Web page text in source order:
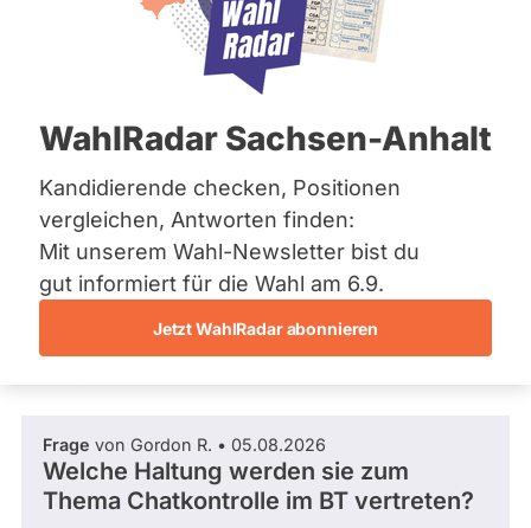
Bremen
Hamburg
Mecklenburg-Vorpommern
Nordrhein-Westfalen
Saarland
Sachsen
Sachsen-Anhalt
Sachsen-Anhalt
Schleswig-Holstein
Thüringen
Archiv
Spenden
WahlRadar Sachsen-Anhalt
Kandidierende checken, Positionen
vergleichen, Antworten finden:
Mit unserem Wahl-Newsletter bist du
gut informiert für die Wahl am 6.9.
Jetzt WahlRadar abonnieren
AfD
Abgeordneter Bundestag 2025 - 2029
Wahlliste
Wahlkreis
Unna
Wahlliste
Landesliste
1/ 5
Fragen beantwortet
Es
nur
Fragen
und
Antworten
welche
gestellt
wurden.
Solche
aus
Abgeordneter Bundestag
Frage stellen
Fragen und Antworten
Frage von Gordon R. • 05.08.2026
Welche Haltung werden sie zum
Thema Chatkontrolle im BT vertreten?